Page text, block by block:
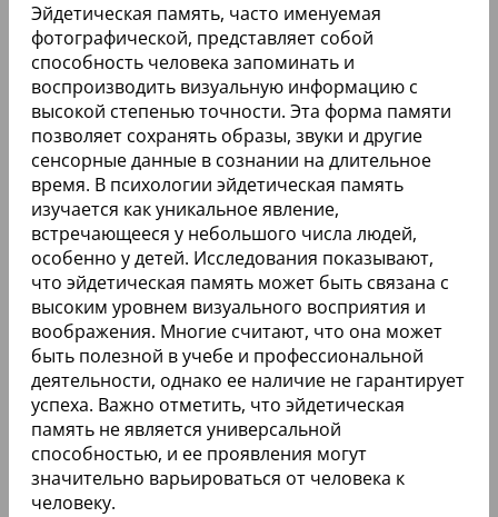
Эйдетическая память, часто именуемая
фотографической, представляет собой
способность человека запоминать и
воспроизводить визуальную информацию с
высокой степенью точности. Эта форма памяти
позволяет сохранять образы, звуки и другие
сенсорные данные в сознании на длительное
время. В психологии эйдетическая память
изучается как уникальное явление,
встречающееся у небольшого числа людей,
особенно у детей. Исследования показывают,
что эйдетическая память может быть связана с
высоким уровнем визуального восприятия и
воображения. Многие считают, что она может
быть полезной в учебе и профессиональной
деятельности, однако ее наличие не гарантирует
успеха. Важно отметить, что эйдетическая
память не является универсальной
способностью, и ее проявления могут
значительно варьироваться от человека к
человеку.